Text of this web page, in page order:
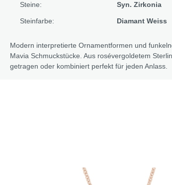
Steine: Syn. Zirkonia
Steinfarbe: Diamant Weiss
Modern interpretierte Ornamentformen und
Mavia Schmuckstücke. Aus rosévergoldetem
getragen oder kombiniert perfekt für jeden Anlass.